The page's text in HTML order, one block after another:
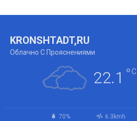
KRONSHTADT,RU
Облачно С Прояснениями
22.1 °C
70% 6.3kmh